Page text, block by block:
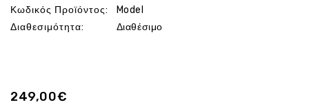
Προσφορες
Κωδικός Προϊόντος:
Model
Διαθεσιμότητα:
Διαθέσιμο
249,00€